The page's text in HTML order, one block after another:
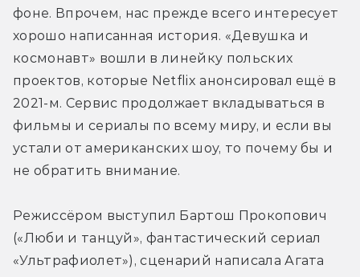
фоне. Впрочем, нас прежде всего интересует
хорошо написанная история. «Девушка и
космонавт» вошли в линейку польских
проектов, которые Netflix анонсировал ещё в
2021-м. Сервис продолжает вкладываться в
фильмы и сериалы по всему миру, и если вы
устали от американских шоу, то почему бы и
не обратить внимание.
Режиссёром выступил Бартош Прокопович
(«Люби и танцуй», фантастический сериал
«Ультрафиолет»), сценарий написала Агата